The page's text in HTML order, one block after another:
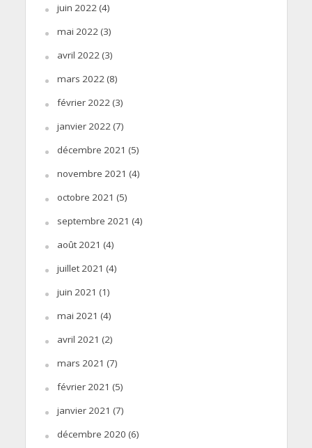
juin 2022(4)
mai 2022(3)
avril 2022(3)
mars 2022(8)
février 2022(3)
janvier 2022(7)
décembre 2021 (5)
novembre 2021 (4)
octobre 2021 (5)
septembre 2021 (4)
août 2021 (4)
juillet 2021 (4)
juin 2021 (1)
mai 2021 (4)
avril 2021 (2)
mars 2021 (7)
février 2021 (5)
janvier 2021 (7)
décembre 2020 (6)